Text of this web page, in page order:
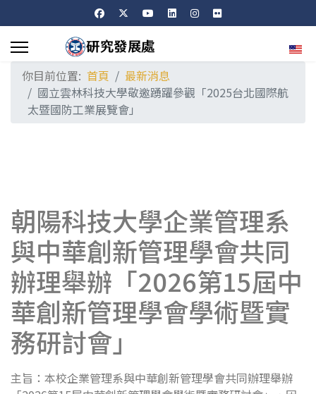
選擇
你目前位置: 首頁
最新消息
國立雲林科技大學敬邀踴躍參觀「2025台北國際航
太暨國防工業展覽會」
朝陽科技大學企業管理系
與中華創新管理學會共同
辦理舉辦「2026第15屆中
華創新管理學會學術暨實
務研討會」
主旨：本校企業管理系與中華創新管理學會共同辦理舉辦